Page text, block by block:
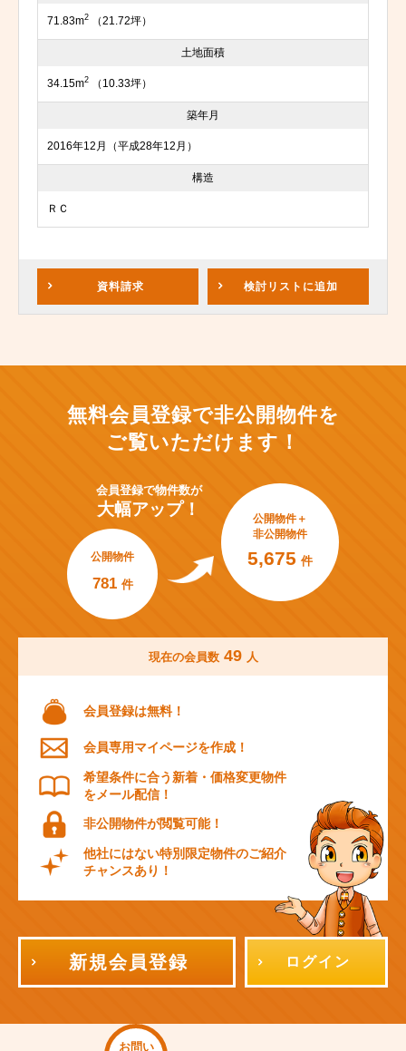
71.83m2 （21.72坪）
土地面積
34.15m2 （10.33坪）
築年月
2016年12月（平成28年12月）
構造
ＲＣ
資料請求 検討リスト に追加
無料会員登録で非公開物件を
ご覧いただけます！
会員登録で物件数が
大幅アップ！
公開物件
781 件
公開物件＋
非公開物件
5,675 件
現在の会員数 49 人
会員登録は無料！
会員専用マイページを作成！
希望条件に合う新着・価格変更物件
をメール配信！
非公開物件が閲覧可能！
他社にはない特別限定物件のご紹介
チャンスあり！
新規会員登録 ログイン
お問い